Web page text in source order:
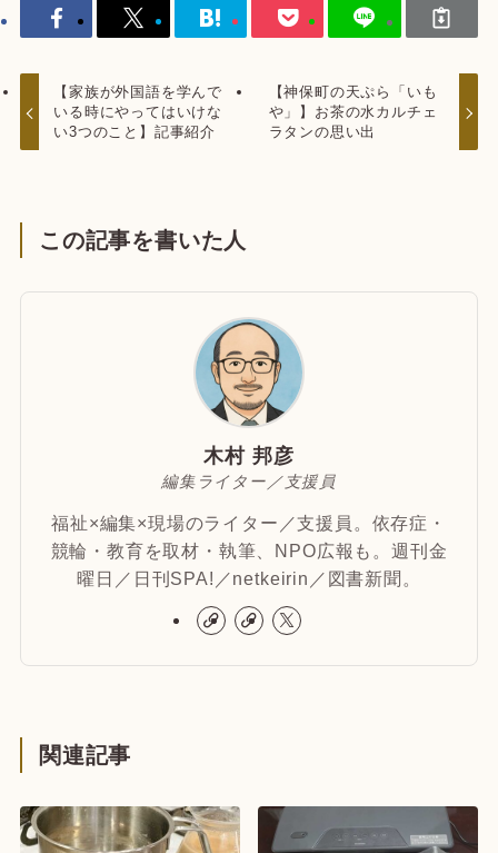
【家族が外国語を学んで
いる時にやってはいけな
い3つのこと】記事紹介
【神保町の天ぷら「いも
や」】お茶の水カルチェ
ラタンの思い出
この記事を書いた人
木村 邦彦
編集ライター／支援員
福祉×編集×現場のライター／支援員。依存症・
競輪・教育を取材・執筆、NPO広報も。週刊金
曜日／日刊SPA!／netkeirin／図書新聞。
関連記事